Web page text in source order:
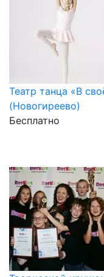
Театр танца «В
(Новогиреево)
Бесплатно